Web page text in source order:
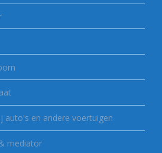
auto's en andere voertuigen
mediator